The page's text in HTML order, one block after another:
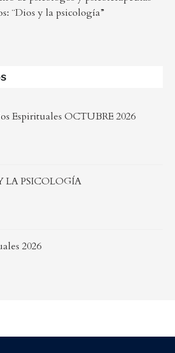
¨Dios y la psicología”
Espirituales OCTUBRE 2026
LA PSICOLOGÍA
2026